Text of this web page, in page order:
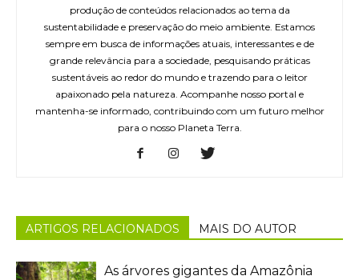
produção de conteúdos relacionados ao tema da
sustentabilidade e preservação do meio ambiente. Estamos
sempre em busca de informações atuais, interessantes e de
grande relevância para a sociedade, pesquisando práticas
sustentáveis ao redor do mundo e trazendo para o leitor
apaixonado pela natureza. Acompanhe nosso portal e
mantenha-se informado, contribuindo com um futuro melhor
para o nosso Planeta Terra.
ARTIGOS RELACIONADOS MAIS DO AUTOR
As árvores gigantes da Amazônia